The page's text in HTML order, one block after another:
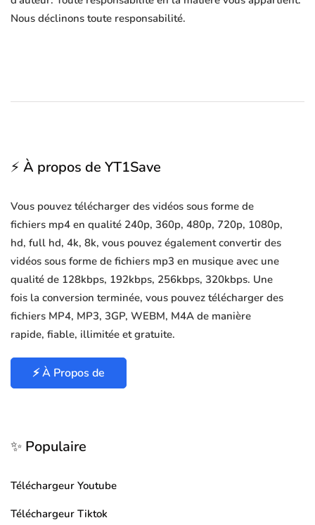
Nous déclinons toute responsabilité.
⚡ À propos de YT1Save
Vous pouvez télécharger des vidéos sous forme de
fichiers mp4 en qualité 240p, 360p, 480p, 720p, 1080p,
hd, full hd, 4k, 8k, vous pouvez également convertir des
vidéos sous forme de fichiers mp3 en musique avec une
qualité de 128kbps, 192kbps, 256kbps, 320kbps. Une
fois la conversion terminée, vous pouvez télécharger des
fichiers MP4, MP3, 3GP, WEBM, M4A de manière
rapide, fiable, illimitée et gratuite.
⚡ À Propos de
✨ Populaire
Téléchargeur Youtube
Téléchargeur Tiktok